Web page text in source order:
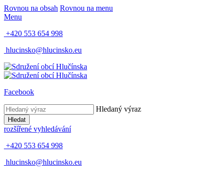
Rovnou na obsah Rovnou na menu
Menu
+420 553 654 998
hlucinsko@hlucinsko.eu
Facebook
Hledaný výraz
Hledat
rozšířené vyhledávání
+420 553 654 998
hlucinsko@hlucinsko.eu